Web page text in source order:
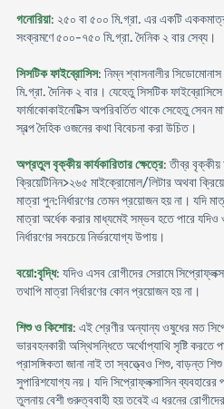
গনোরিয়া: ২৫০ বা ৫০০ মি.গ্রা. এর একটি
সংক্রমণে ৫০০-৭৫০ মি.গ্রা. দৈনিক ২ বার সেব্য।
সিসটিক ফাইব্রোসিস: নিম্ন শ্বাসনালীর
মি.গ্রা. দৈনিক ২ বার। যেহেতু সিসটিক
ফার্মাকোকাইনেটিক্স অপরিবর্তিত থাকে সেহেতু সেবন
স্বল্প দৈহিক ওজনের কথা বিবেচনা করা উচিত।
অপ্রতুল বৃক্কীয় কার্যকারিতার ক্ষেত্রে: তীব্র
ক্রিয়েটিনিন>২৬৫ মাইক্রোমোল/লিটার অথবা
মাত্রা পুন:নির্ধারণের তেমন প্রয়োজন হয় না। যদি
মাত্রা অর্ধেক করার মাধ্যমেই সম্ভব হতে পারে যদিও
নির্ধারণের সবচেয়ে নির্ভরযোগ্য উপায়।
বয়ো:বৃদ্ধি: যদিও এসব রোগীদের সেরামে
তথাপি মাত্রা নির্ধারণের কোন প্রয়োজন হয় না।
শিশু ও কিশোর: এই শ্রেণীর অন্যান্য ওষুধের মত
ভারবহনকারী অস্থিসন্ধিতে অর্থোপ্যাথি সৃষ্টি করতে
প্রাসঙ্গিকতা জানা নাই তা স্বত্ত্বেও শিশু, বাড়ন্ত
সুপারিশযোগ্য নয়। যদি সিপ্রোফ্লক্সাসিন
তুলনায় বেশী গুরুত্ববাহী হয় তবেই এ ধরনের